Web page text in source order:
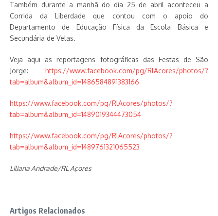
Também durante a manhã do dia 25 de abril aconteceu a
Corrida da Liberdade que contou com o apoio do
Departamento de Educação Física da Escola Básica e
Secundária de Velas.
Veja aqui as reportagens fotográficas das Festas de São
Jorge: https://www.facebook.com/pg/RlAcores/photos/?
tab=album&album_id=1486584891383166
https://www.facebook.com/pg/RlAcores/photos/?
tab=album&album_id=1489019344473054
https://www.facebook.com/pg/RlAcores/photos/?
tab=album&album_id=1489761321065523
Liliana Andrade/RL Açores
Artigos Relacionados